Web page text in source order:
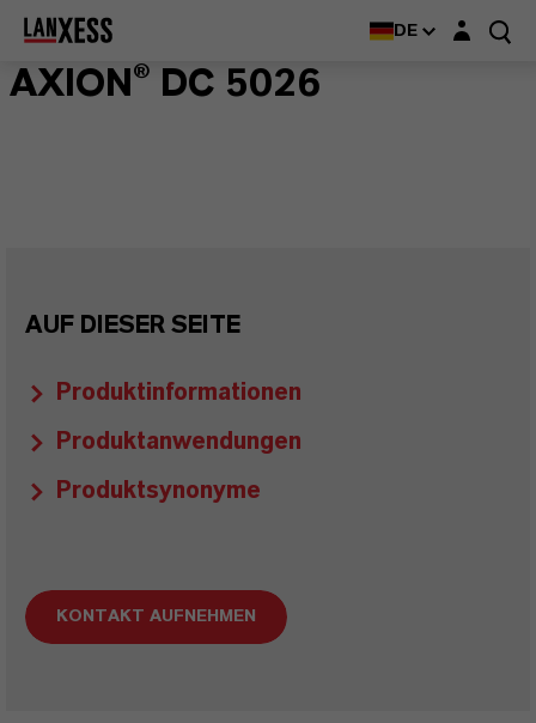
DE Login-Maske
AXION® DC 5026
AUF DIESER SEITE
Produktinformationen
Produktanwendungen
Produktsynonyme
KONTAKT AUFNEHMEN